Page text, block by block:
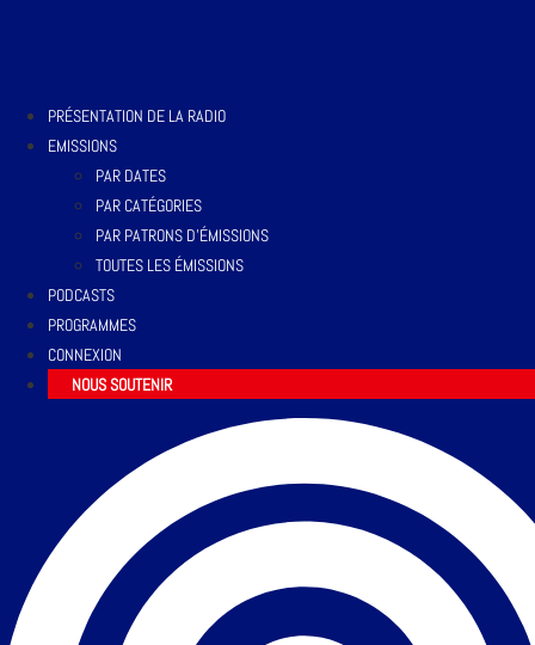
PRÉSENTATION DE LA RADIO
EMISSIONS
PAR DATES
PAR CATÉGORIES
PAR PATRONS D’ÉMISSIONS
TOUTES LES ÉMISSIONS
PODCASTS
PROGRAMMES
CONNEXION
NOUS SOUTENIR